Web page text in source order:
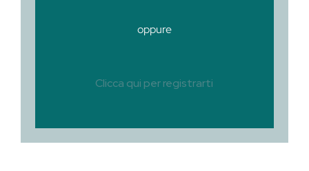
oppure
Clicca qui per registrarti